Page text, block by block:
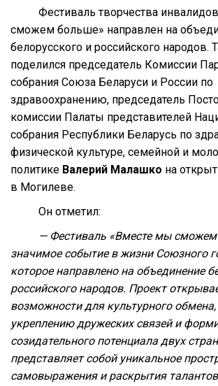
Фестиваль творчества
сможем больше» направлен на
белорусского и российского
поделился председатель Комиссии
собрания Союза Беларуси и России по
здравоохранению, председатель
комиссии Палаты представителей
собрания Республики Беларусь по
физической культуре, семейной и
политике Валерий Малашко на
в Могилеве.
Он отметил:
— Фестиваль «Вместе мы
значимое событие в жизни Союзного
которое направлено на объединение
российского народов. Проект
возможности для культурного
укреплению дружеских связей и
созидательного потенциала двух
представляет собой уникальное
самовыражения и раскрытия